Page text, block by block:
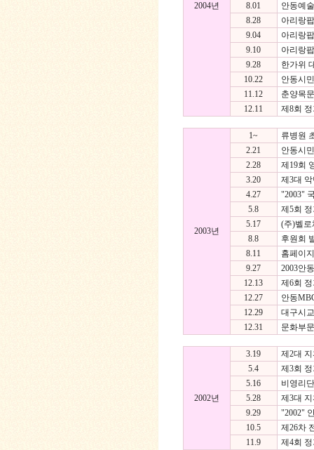
2004년
8.01
안동예
8.28
아리랑
9.04
아리랑
9.10
아리랑
9.28
한가위
10.22
안동시
11.12
춘양목
12.11
제8회
2003년
1~
류병원
2.21
안동시
2.28
제19회
3.20
제3대
4.27
"2003"
5.8
제5회
5.17
(주)벨로
8.8
후원회
8.11
홈페이
9.27
2003안
12.13
제6회
12.27
안동
12.29
대구시
12.31
문화부
2002년
3.19
제2대
5.4
제3회
5.16
비영리
5.28
제3대
9.29
"2002"
10.5
제26차
11.9
제4회